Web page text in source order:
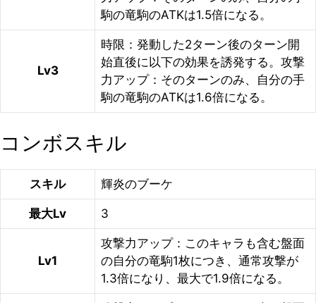
駒の竜駒のATKは1.5倍になる。
Lv3
時限：発動した2ターン後のターン開
始直後に以下の効果を誘発する。攻撃
力アップ：そのターンのみ、自分の手
駒の竜駒のATKは1.6倍になる。
コンボスキル
スキル 輝炎のブーケ
最大Lv 3
Lv1
攻撃力アップ：このキャラも含む盤面
の自分の竜駒1枚につき、通常攻撃が
1.3倍になり、最大で1.9倍になる。